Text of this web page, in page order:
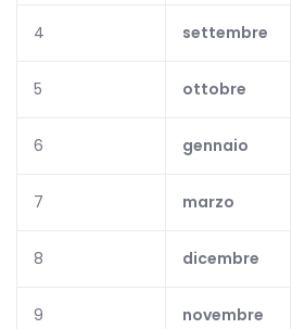
4 settembre
5 ottobre
6 gennaio
7 marzo
8 dicembre
9 novembre